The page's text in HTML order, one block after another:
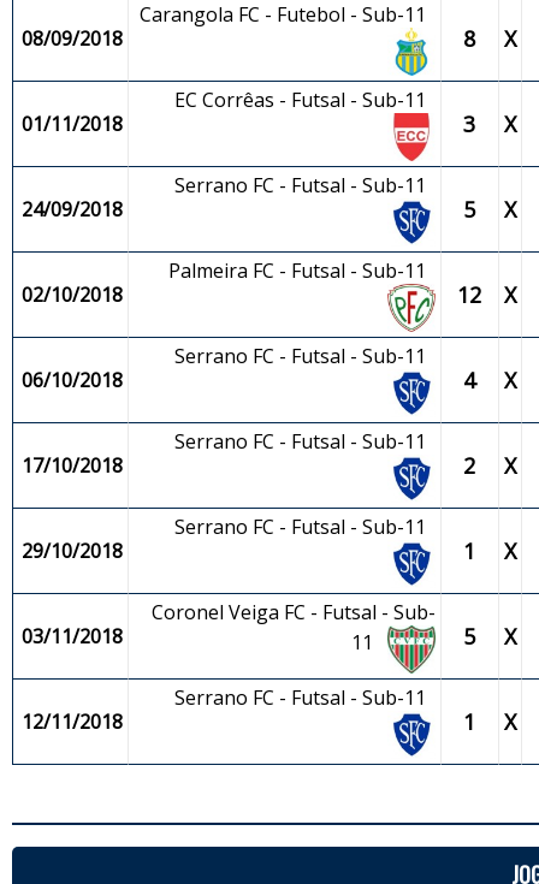
08/09/2018
Carangola FC - Futebol - Sub-11
8 X
01/11/2018
EC Corrêas - Futsal - Sub-11
3 X
24/09/2018
Serrano FC - Futsal - Sub-11
5 X
02/10/2018
Palmeira FC - Futsal - Sub-11
12 X
06/10/2018
Serrano FC - Futsal - Sub-11
4 X
17/10/2018
Serrano FC - Futsal - Sub-11
2 X
29/10/2018
Serrano FC - Futsal - Sub-11
1 X
03/11/2018
Coronel Veiga FC - Futsal - Sub-
11
5 X
12/11/2018
Serrano FC - Futsal - Sub-11
1 X